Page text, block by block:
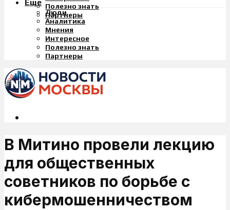
Полезно знать
Партнеры
Еще
Люди
Аналитика
Мнения
Интересное
Полезно знать
Партнеры
В Митино провели лекцию
для общественных
советников по борьбе с
кибермошенничеством